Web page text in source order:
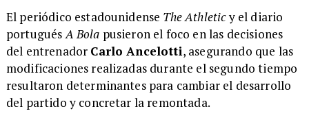
El periódico estadounidense The Athleticy el diario
portugués A Bola pusieron el foco en las decisiones
del entrenador Carlo Ancelotti, asegurando que las
modificaciones realizadas durante el segundo tiempo
resultaron determinantes para cambiar el desarrollo
del partido y concretar la remontada.